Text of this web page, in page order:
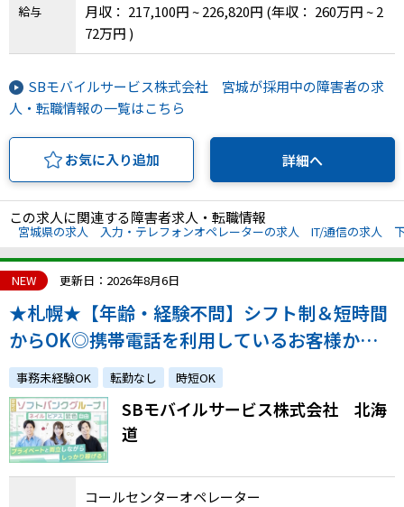
給与
月収： 217,100円 ~ 226,820円 (年収： 260万円 ~ 2
72万円 )
SBモバイルサービス株式会社 宮城が採用中の障害者の求
人・転職情報の一覧はこちら
お気に入り追加 詳細へ
この求人に関連する障害者求人・転職情報
宮城県の求人 入力・テレフォンオペレーターの求人 IT/通信の求人
NEW 更新日：2026年8月6日
★札幌★【年齢・経験不問】シフト制＆短時間
からOK◎携帯電話を利用しているお客様から
の問い合わせ対応業務
事務未経験OK 転勤なし 時短OK
SBモバイルサービス株式会社 北海
道
コールセンターオペレーター